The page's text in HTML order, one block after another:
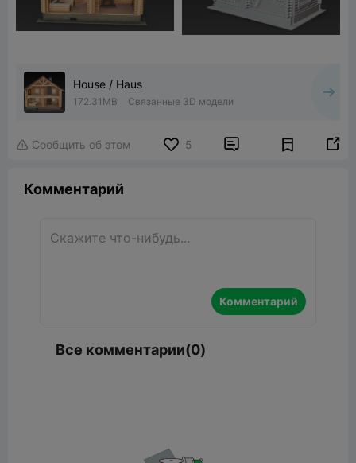
House / Haus
172.31MB Связанные 3D модели
 Сообщить об этом 5  
Комментарий
Комментарий
Все комментарии(0)